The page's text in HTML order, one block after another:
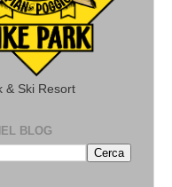
& Ski Resort
BLOG